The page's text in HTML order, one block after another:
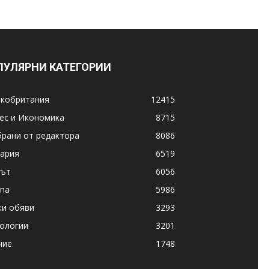
КАТЕГОРИИ
12415
и Икономика
8715
от редактора
8086
6519
6056
5986
обяви
3293
3201
1748